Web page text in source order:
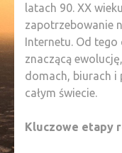
latach 90. XX
zapotrzebowanie
Internetu. Od tego
znaczącą
domach, biurach i
całym świecie.
Kluczowe etapy